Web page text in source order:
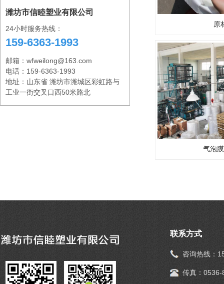
原
气泡
潍坊市信睦塑业有限公司
24小时服务热线：
159-6363-1993
邮箱：wfweilong@163.com
电话：159-6363-1993
地址：山东省 潍坊市潍城区彩虹路与
工业一街交叉口西50米路北
联系方式
咨询热线：
传真：0536-